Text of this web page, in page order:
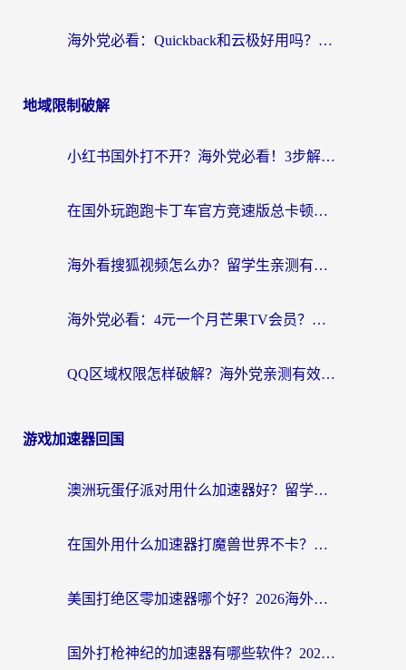
海外党必看：Quickback和云极好用吗？3招教你选对回国加速器（附PC端VPN实测对比）
地域限制破解
小红书国外打不开？海外党必看！3步解决国内影音、生活服务全畅通
在国外玩跑跑卡丁车官方竞速版总卡顿？这篇攻略帮你解决地区限制+低延迟难题
海外看搜狐视频怎么办？留学生亲测有效的回国加速器选择指南
海外党必看：4元一个月芒果TV会员？选对回国加速器就能实现！
QQ区域权限怎样破解？海外党亲测有效的回国加速方案（附看剧看电影神器推荐）
游戏加速器回国
澳洲玩蛋仔派对用什么加速器好？留学生亲测有效的国服游戏加速指南
在国外用什么加速器打魔兽世界不卡？海外党国服游戏流畅指南
美国打绝区零加速器哪个好？2026海外玩家实测指南（附英国部落冲突梦幻西游加速技巧）
国外打枪神纪的加速器有哪些软件？2026海外玩家亲测实用指南